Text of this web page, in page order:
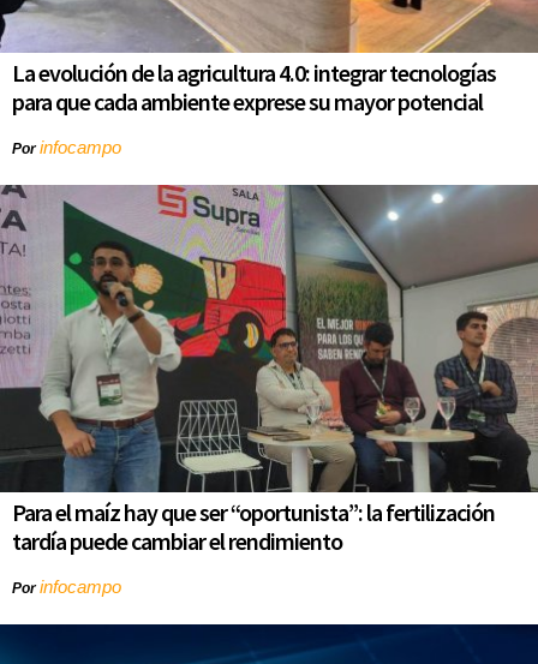
La evolución de la agricultura 4.0: integrar tecnologías
para que cada ambiente exprese su mayor potencial
Porinfocampo
Para el maíz hay que ser “oportunista”: la fertilización
tardía puede cambiar el rendimiento
Porinfocampo